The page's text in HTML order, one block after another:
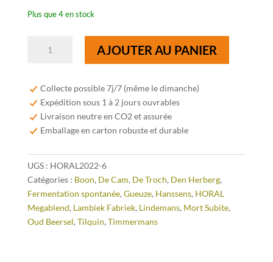
initial
€ 90,00.€ 84,00.
Plus que 4 en stock
HORAL
Oude
Geuze
Megablend
–
75
cl
AJOUTER AU PANIER
Collecte possible 7j/7 (même le dimanche)
Expédition sous 1 à 2 jours ouvrables
Livraison neutre en CO2 et assurée
Emballage en carton robuste et durable
UGS : HORAL2022-6
Catégories : Boon, De Cam, De Troch, Den Herberg,
Fermentation spontanée, Gueuze, Hanssens, HORAL
Megablend, Lambiek Fabriek, Lindemans, Mort Subite,
Oud Beersel, Tilquin, Timmermans